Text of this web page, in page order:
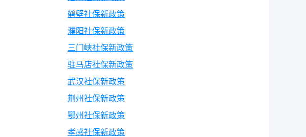
鹤壁社保新政策
濮阳社保新政策
三门峡社保新政策
驻马店社保新政策
武汉社保新政策
荆州社保新政策
鄂州社保新政策
孝感社保新政策